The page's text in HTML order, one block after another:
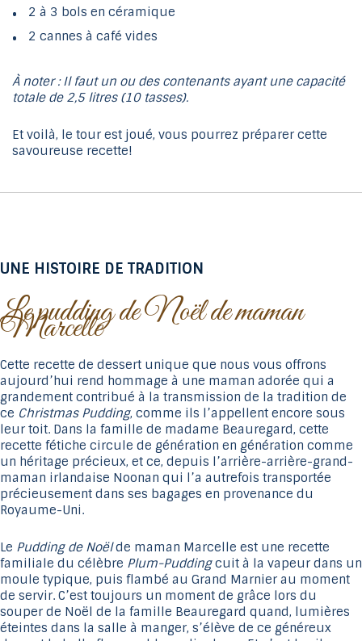
2 à 3 bols en céramique
2 cannes à café vides
À noter : Il faut un ou des contenants ayant une capacité
totale de 2,5 litres (10 tasses).
Et voilà, le tour est joué, vous pourrez préparer cette
savoureuse recette!
UNE HISTOIRE DE TRADITION
Le pudding de Noël de maman
Marcelle
Cette recette de dessert unique que nous vous offrons
aujourd’hui rend hommage à une maman adorée qui a
grandement contribué à la transmission de la tradition de
ce Christmas Pudding, comme ils l’appellent encore sous
leur toit. Dans la famille de madame Beauregard, cette
recette fétiche circule de génération en génération comme
un héritage précieux, et ce, depuis l’arrière-arrière-grand-
maman irlandaise Noonan qui l’a autrefois transportée
précieusement dans ses bagages en provenance du
Royaume-Uni.
Le Pudding de Noëlde maman Marcelle est une recette
familiale du célèbre Plum-Puddingcuit à la vapeur dans un
moule typique, puis flambé au Grand Marnier au moment
de servir. C’est toujours un moment de grâce lors du
souper de Noël de la famille Beauregard quand, lumières
éteintes dans la salle à manger, s’élève de ce généreux